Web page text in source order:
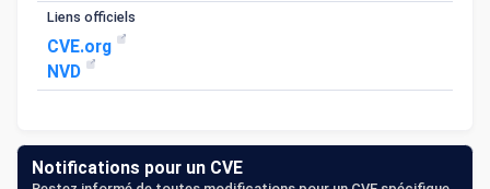
Liens officiels
CVE.org
NVD
Notifications pour un CVE